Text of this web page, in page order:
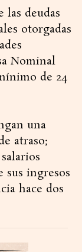
las deudas
otorgadas
Nominal
de 24
una
atraso;
sus ingresos
hace dos